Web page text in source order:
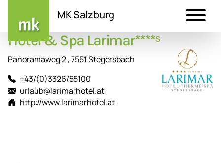
Inhalt
MK Salzburg
Hotel & Spa Larimar****ˢ
Panoramaweg 2 , 7551 Stegersbach
+43/(0)3326/55100
urlaub@larimarhotel.at
http://www.larimarhotel.at